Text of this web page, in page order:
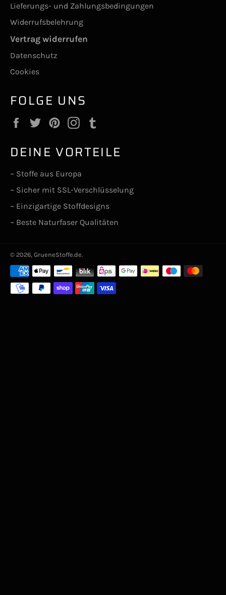
Lieferungs- und Zahlungsbedingungen
Widerrufsbelehrung
Vertrag widerrufen
Datenschutz
Cookies
FOLGE UNS
FacebookTwitterPinterestInstagram
DEINE VORTEILE
~ Stoffe aus Europa
~ Sicher mit SSL-Verschlüsselung
~ Einzigartige Stoffdesigns
~ Beste Naturfaser Qualitäten
© 2026, GrueneStoffe.de.
Zahlungsarten